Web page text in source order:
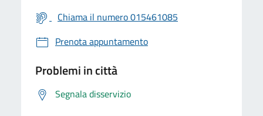
Chiama il numero 015461085
Prenota appuntamento
Problemi in città
Segnala disservizio